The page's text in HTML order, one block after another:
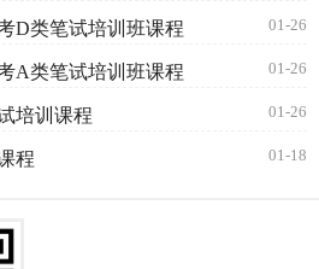
D类笔试培训班课程 01-26
A类笔试培训班课程 01-26
培训课程 01-26
程 01-18